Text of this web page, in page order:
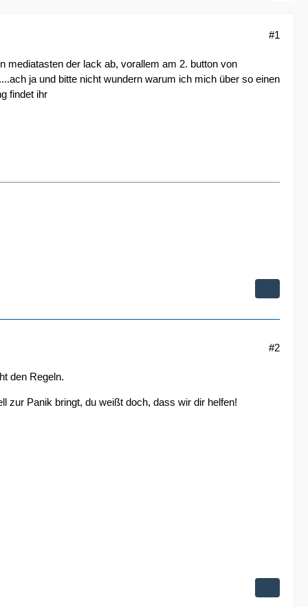
#1
mediatasten der lack ab, vorallem am 2. button von
ja und bitte nicht wundern warum ich mich über so einen
findet ihr
#2
den Regeln.
zur Panik bringt, du weißt doch, dass wir dir helfen!